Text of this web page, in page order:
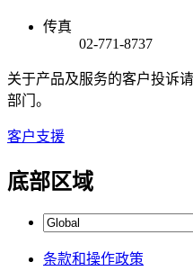
传真
02-771-8737
关于产品及服务的客户投诉
部门。
客户支援
底部区域
条款和操作政策